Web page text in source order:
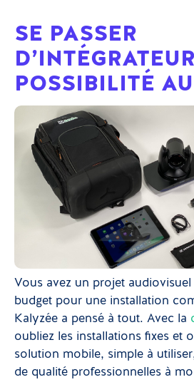
SE PASSER
POSSIBILITÉ
Vous avez un projet audiovisuel
budget pour une installation
Kalyzée a pensé à tout. Avec la
oubliez les installations fixes et
solution mobile, simple à
de qualité professionnelles à